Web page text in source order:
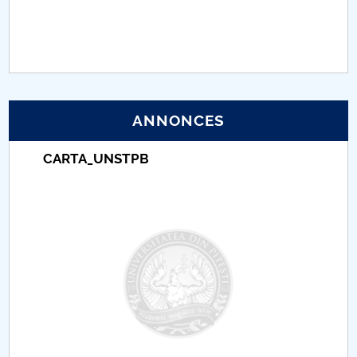
Proiect (PRIM STUD)
Comisie de etica unversitară
ANNONCES
CARTA_UNSTPB